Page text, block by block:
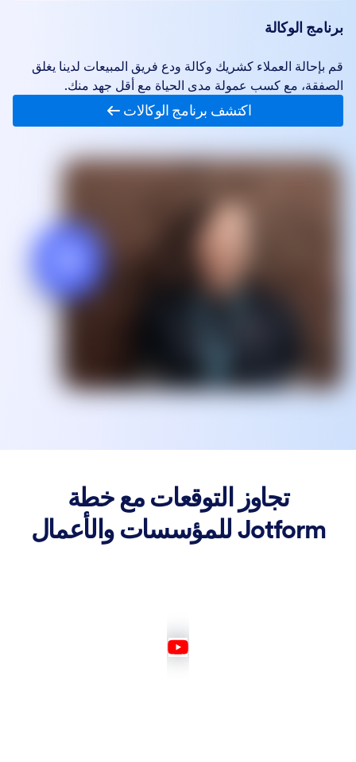
برنامج الوكالة
قم بإحالة العملاء كشريك وكالة ودع فريق المبيعات لدينا يغلق
الصفقة، مع كسب عمولة مدى الحياة مع أقل جهد منك.
اكتشف برنامج الوكالات
تجاوز التوقعات مع خطة
Jotform للمؤسسات والأعمال